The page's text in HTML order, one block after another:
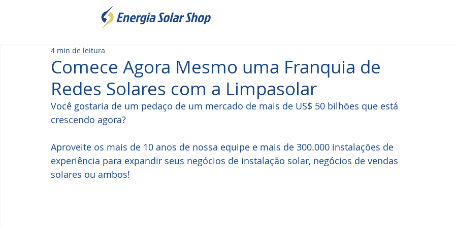
Comece Agora Mesmo uma Franquia de
Redes Solares com a Limpasolar
4 min de leitura
Você gostaria de um pedaço de um mercado de mais de US$ 50 bilhões que está
crescendo agora?
Aproveite os mais de 10 anos de nossa equipe e mais de 300.000 instalações de
experiência para expandir seus negócios de instalação solar, negócios de vendas
solares ou ambos!